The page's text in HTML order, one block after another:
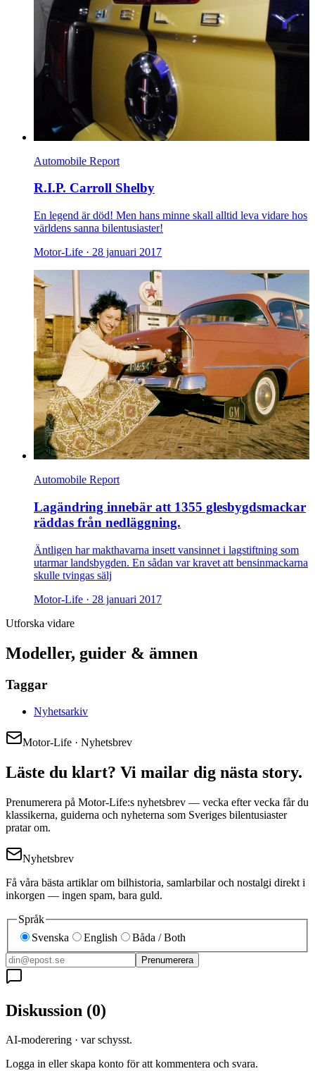
Automobile Report
R.I.P. Carroll Shelby
En legend är död! Men hans minne skall alltid leva vidare hos
världens sanna bilentusiaster!
Motor-Life · 28 januari 2017
Automobile Report
Lagändring innebär att 1355 glesbygdsmackar
räddas från nedläggning.
Äntligen har makthavarna insett vansinnet i lagstiftning som
utarmar landsbygden. En sådan var kravet att bensinmackarna
skulle tvingas sälj
Motor-Life · 28 januari 2017
Utforska vidare
Modeller, guider & ämnen
Taggar
Nyhetsarkiv
Motor-Life · Nyhetsbrev
Läste du klart? Vi mailar dig nästa story.
Prenumerera på Motor-Life:s nyhetsbrev — vecka efter vecka får du
klassikerna, guiderna och nyheterna som Sveriges bilentusiaster
pratar om.
Nyhetsbrev
Få våra bästa artiklar om bilhistoria, samlarbilar och nostalgi direkt i
inkorgen — ingen spam, bara guld.
Språk
Svenska
English Båda / Both
Prenumerera
Diskussion (0)
AI-moderering · var schysst.
Logga in eller skapa konto för att kommentera och svara.